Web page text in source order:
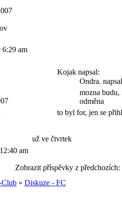
6:29 am
Kojak napsal:
Ondra.
mozna budu,
odměna
to byl for, jen se
už ve čtvrtek
am
Zobrazit příspěvky z předchozích:
Club » Diskuze - FC